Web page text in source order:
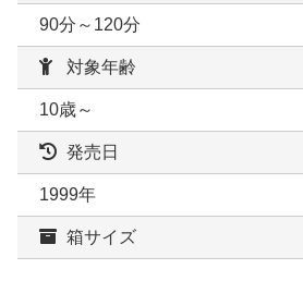
90分～120分
対象年齢
10歳～
発売日
1999年
箱サイズ